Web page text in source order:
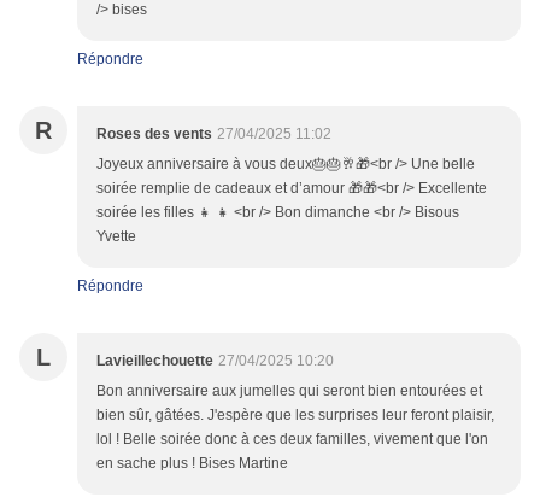
/> bises
Répondre
R Roses des vents 27/04/2025 11:02
Joyeux anniversaire à vous deux🎂🎂🥂🎁<br /> Une belle
soirée remplie de cadeaux et d’amour 🎁🎁<br /> Excellente
soirée les filles 👧 👧 <br /> Bon dimanche <br /> Bisous
Yvette
Répondre
L Lavieillechouette 27/04/2025 10:20
Bon anniversaire aux jumelles qui seront bien entourées et
bien sûr, gâtées. J'espère que les surprises leur feront plaisir,
lol ! Belle soirée donc à ces deux familles, vivement que l'on
en sache plus ! Bises Martine